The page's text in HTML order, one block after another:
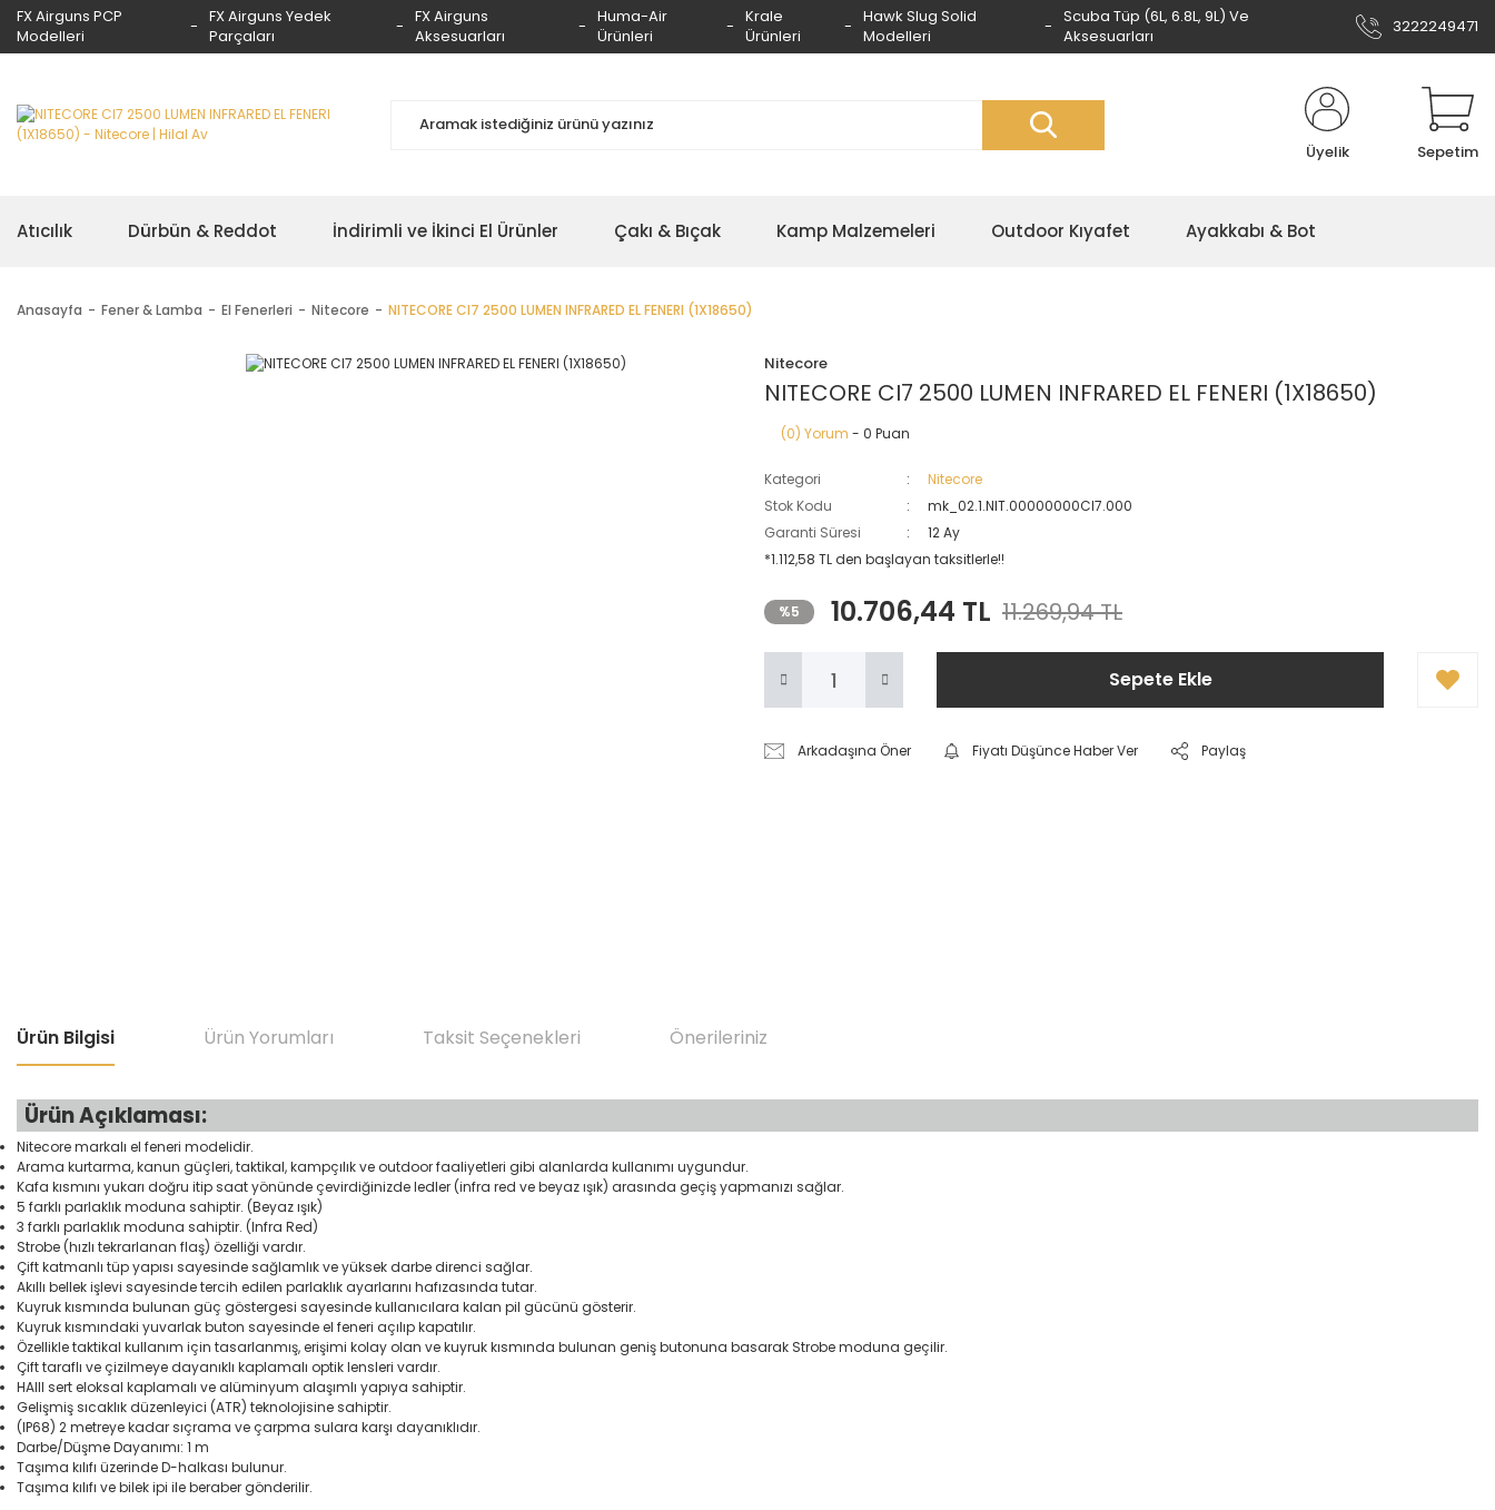
FX Airguns PCP
Modelleri
FX Airguns Yedek
Parçaları
FX Airguns
Aksesuarları
Huma-Air
Ürünleri
Krale
Ürünleri
Hawk Slug Solid
Modelleri
Scuba Tüp (6L, 6.8L, 9L) Ve
Aksesuarları
3222249471
Üyelik Sepetim
Atıcılık Dürbün & Reddot İndirimli ve İkinci El Ürünler Çakı & Bıçak Kamp Malzemeleri Outdoor Kıyafet Ayakkabı & Bot
Anasayfa Fener & Lamba El Fenerleri Nitecore NITECORE CI7 2500 LUMEN INFRARED EL FENERI (1X18650)
Nitecore
NITECORE CI7 2500 LUMEN INFRARED EL FENERI (1X18650)
(0) Yorum - 0 Puan
Kategori
Nitecore
Stok Kodu
mk_02.1.NIT.00000000CI7.000
Garanti Süresi
12 Ay
*1.112,58 TL den başlayan taksitlerle!!
%5 10.706,44 TL 11.269,94 TL
Sepete Ekle
Arkadaşına Öner Fiyatı Düşünce Haber Ver Paylaş
Ürün Bilgisi Ürün Yorumları Taksit Seçenekleri Önerileriniz
Ürün Açıklaması:
Nitecore markalı el feneri modelidir.
Arama kurtarma, kanun güçleri, taktikal, kampçılık ve outdoor faaliyetleri gibi alanlarda kullanımı uygundur.
Kafa kısmını yukarı doğru itip saat yönünde çevirdiğinizde ledler (infra red ve beyaz ışık) arasında geçiş yapmanızı sağlar.
5 farklı parlaklık moduna sahiptir. (Beyaz ışık)
3 farklı parlaklık moduna sahiptir. (Infra Red)
Strobe (hızlı tekrarlanan flaş) özelliği vardır.
Çift katmanlı tüp yapısı sayesinde sağlamlık ve yüksek darbe direnci sağlar.
Akıllı bellek işlevi sayesinde tercih edilen parlaklık ayarlarını hafızasında tutar.
Kuyruk kısmında bulunan güç göstergesi sayesinde kullanıcılara kalan pil gücünü gösterir.
Kuyruk kısmındaki yuvarlak buton sayesinde el feneri açılıp kapatılır.
Özellikle taktikal kullanım için tasarlanmış, erişimi kolay olan ve kuyruk kısmında bulunan geniş butonuna basarak Strobe moduna geçilir.
Çift taraflı ve çizilmeye dayanıklı kaplamalı optik lensleri vardır.
HAIII sert eloksal kaplamalı ve alüminyum alaşımlı yapıya sahiptir.
Gelişmiş sıcaklık düzenleyici (ATR) teknolojisine sahiptir.
(IP68) 2 metreye kadar sıçrama ve çarpma sulara karşı dayanıklıdır.
Darbe/Düşme Dayanımı: 1 m
Taşıma kılıfı üzerinde D-halkası bulunur.
Taşıma kılıfı ve bilek ipi ile beraber gönderilir.